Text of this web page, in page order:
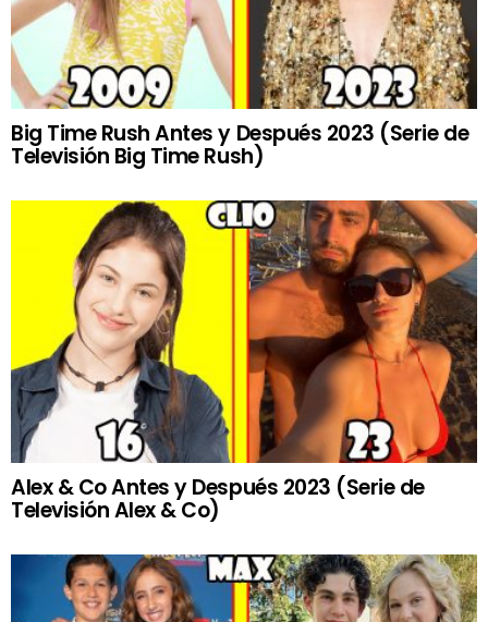
Big Time Rush Antes y Después 2023 (Serie de
Televisión Big Time Rush)
Alex & Co Antes y Después 2023 (Serie de
Televisión Alex & Co)